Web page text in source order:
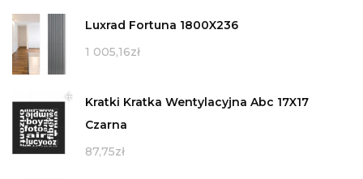
Luxrad Fortuna 1800X236
1 005,16zł
Kratki Kratka Wentylacyjna Abc 17X17
Czarna
87,75zł